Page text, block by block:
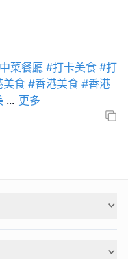
菜餐廳#打卡美食 #打
美食#香港美食 #香港
... 更多